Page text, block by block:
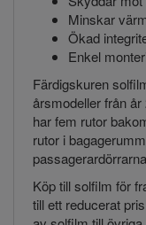
Minskar
Ökad
Enkel
Färdigskuren
årsmodeller från
har fem rutor
rutor i
Köp till solfilm för
till ett reducerat